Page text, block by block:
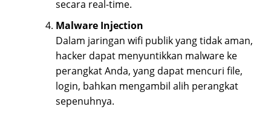
secara real-time.
Malware Injection
Dalam jaringan wifi publik yang tidak aman,
hacker dapat menyuntikkan malware ke
perangkat Anda, yang dapat mencuri file,
login, bahkan mengambil alih perangkat
sepenuhnya.